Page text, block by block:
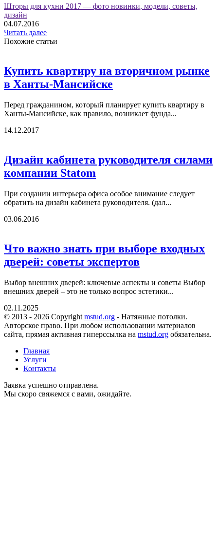
Шторы для кухни 2017 — фото новинки, модели, советы,
дизайн
04.07.2016
Читать далее
Похожие статьи
Купить квартиру на вторичном рынке
в Ханты-Мансийске
Перед гражданином, который планирует купить квартиру в
Ханты-Мансийске, как правило, возникает фунда...
14.12.2017
Дизайн кабинета руководителя силами
компании Statom
При создании интерьера офиса особое внимание следует
обратить на дизайн кабинета руководителя. (дал...
03.06.2016
Что важно знать при выборе входных
дверей: советы экспертов
Выбор внешних дверей: ключевые аспекты и советы Выбор
внешних дверей – это не только вопрос эстетики...
02.11.2025
© 2013 - 2026 Copyright mstud.org - Натяжные потолки.
Авторское право. При любом использовании материалов
сайта, прямая активная гиперссылка на mstud.org обязательна.
Главная
Услуги
Контакты
Заявка успешно отправлена.
Мы скоро свяжемся с вами, ожидайте.